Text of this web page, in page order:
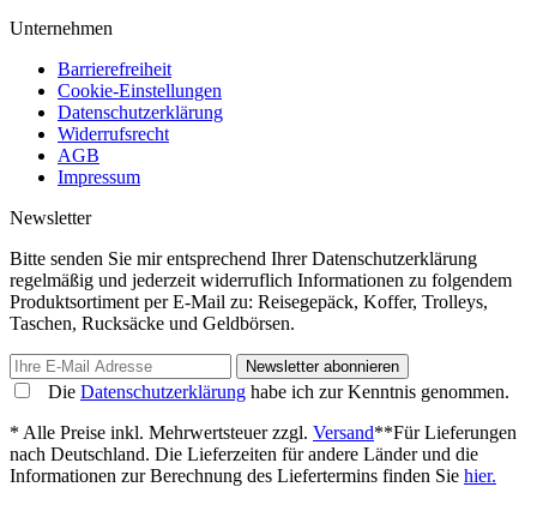
Unternehmen
Barrierefreiheit
Cookie-Einstellungen
Datenschutzerklärung
Widerrufsrecht
AGB
Impressum
Newsletter
Bitte senden Sie mir entsprechend Ihrer Datenschutzerklärung
regelmäßig und jederzeit widerruflich Informationen zu folgendem
Produktsortiment per E-Mail zu: Reisegepäck, Koffer, Trolleys,
Taschen, Rucksäcke und Geldbörsen.
Newsletter abonnieren
Die Datenschutzerklärung habe ich zur Kenntnis genommen.
* Alle Preise inkl. Mehrwertsteuer zzgl. Versand**Für Lieferungen
nach Deutschland. Die Lieferzeiten für andere Länder und die
Informationen zur Berechnung des Liefertermins finden Sie hier.